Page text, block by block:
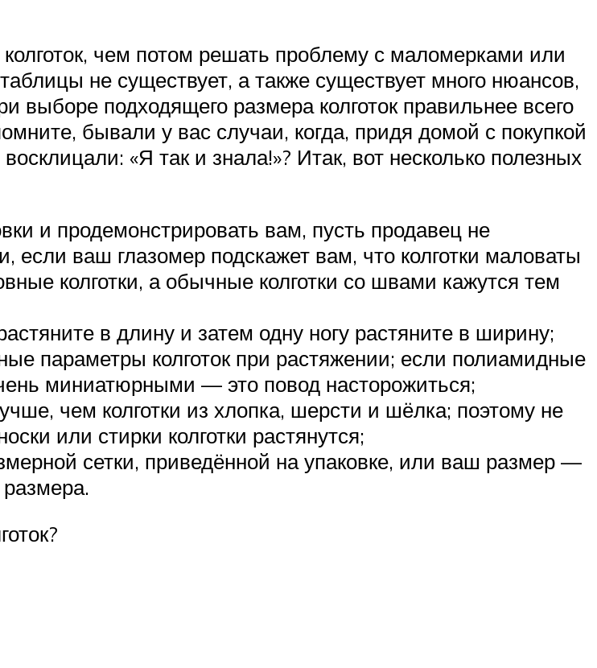
чем потом решать проблему с маломерками или
не существует, а также существует много нюансов,
выборе подходящего размера колготок правильнее всего
бывали у вас случаи, когда, придя домой с покупкой
«Я так и знала!»? Итак, вот несколько полезных
и продемонстрировать вам, пусть продавец не
если ваш глазомер подскажет вам, что колготки маловаты
колготки, а обычные колготки со швами кажутся тем
в длину и затем одну ногу растяните в ширину;
параметры колготок при растяжении; если полиамидные
миниатюрными — это повод насторожиться;
чем колготки из хлопка, шерсти и шёлка; поэтому не
или стирки колготки растянутся;
сетки, приведённой на упаковке, или ваш размер —